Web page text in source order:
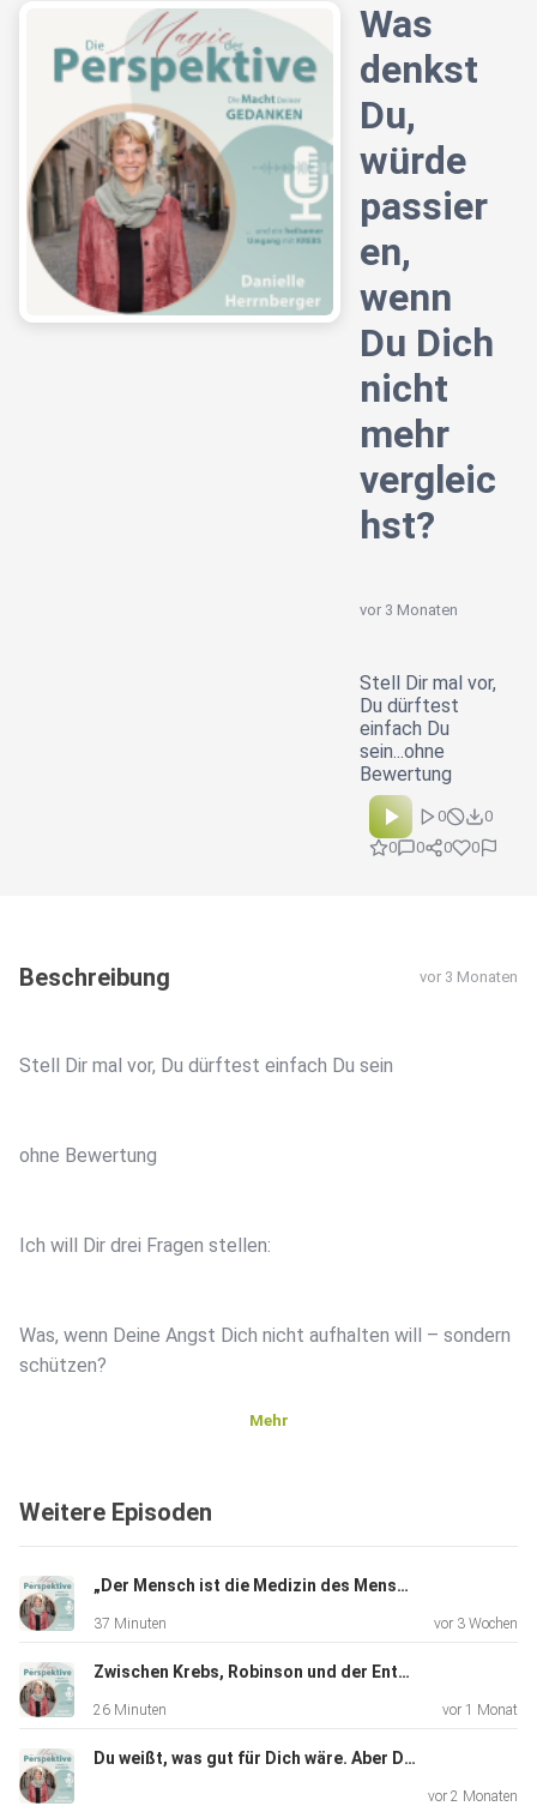
Was
denkst
Du,
würde
passier
en,
wenn
Du Dich
nicht
mehr
vergleic
hst?
vor 3 Monaten
Stell Dir mal vor,
Du dürftest
einfach Du
sein...ohne
Bewertung
0
0
0
0 0 0
Beschreibung vor 3 Monaten
Stell Dir mal vor, Du dürftest einfach Du sein
ohne Bewertung
Ich will Dir drei Fragen stellen:
Was, wenn Deine Angst Dich nicht aufhalten will – sondern
schützen?
Was, wenn Du aufhörst, perfekt zu sein – und genau dann
wirkst?
Vielleicht findest DU in diesem Podcast eine Antwort
In dieser Folge von „Die Magie der Perspektive“ geht es
Mehr
Weitere Episoden
„Der Mensch ist die Medizin des Menschen.“ Sagt eine Ärztin. Über 80. Voller Lebensenergie und Weisheit
37 Minuten vor 3 Wochen
Zwischen Krebs, Robinson und der Entscheidung für das Leben oder...
26 Minuten vor 1 Monat
Du weißt, was gut für Dich wäre. Aber Du machst es nicht. Warum zur Hölle ist das so?
vor 2 Monaten